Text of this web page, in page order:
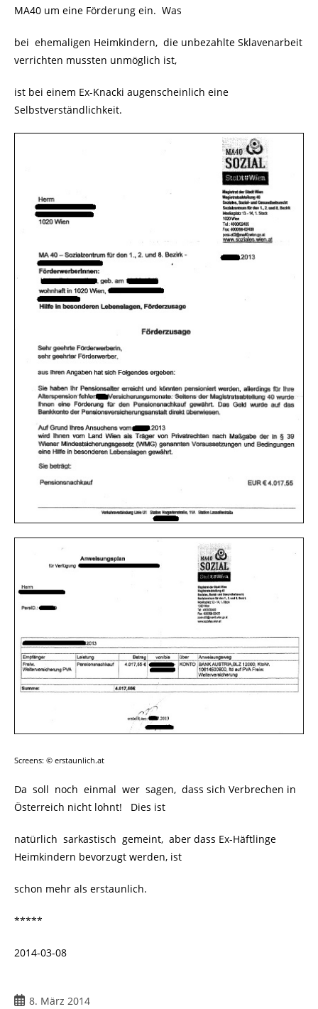
MA40 um eine Förderung ein. Was
bei ehemaligen Heimkindern, die unbezahlte Sklavenarbeit
verrichten mussten unmöglich ist,
ist bei einem Ex-Knacki augenscheinlich eine
Selbstverständlichkeit.
Screens: © erstaunlich.at
Da soll noch einmal wer sagen, dass sich Verbrechen in
Österreich nicht lohnt! Dies ist
natürlich sarkastisch gemeint, aber dass Ex-Häftlinge
Heimkindern bevorzugt werden, ist
schon mehr als erstaunlich.
*****
2014-03-08
8. März 2014